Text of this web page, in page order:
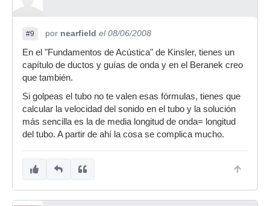
obtener sonido insuflando aire en el tubo o
material del que esté hecho el tubo se supone
que también influye...y, por lógica, ya no entraría
en juego la velocidad del sonido (al menos en el
aire...un parámetro que caracterizase el material
utilizado podría llevar implícita la velocidad de
propagación de la onda que, dependiendo del
material, se desplazará a una velocidad u otra a
Basándonos en todo esto se puede deducir que
la de Rafa...algo así:
#9 por nearfield el 08/06/2008
En el "Fundamentos de Acústica" de Kinsler, tienes un
capítulo de ductos y guías de onda y en el Beranek creo
que también.
Si golpeas el tubo no te valen esas fórmulas, tienes que
calcular la velocidad del sonido en el tubo y la solución
más sencilla es la de media longitud de onda= longitud
del tubo. A partir de ahí la cosa se complica mucho.